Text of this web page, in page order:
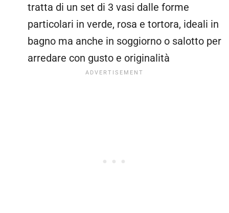
tratta di un set di 3 vasi dalle forme
particolari in verde, rosa e tortora, ideali in
bagno ma anche in soggiorno o salotto per
arredare con gusto e originalità